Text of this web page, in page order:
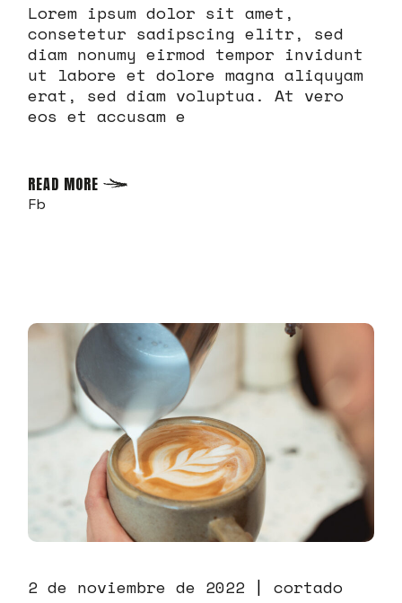
Lorem ipsum dolor sit amet,
consetetur sadipscing elitr, sed
diam nonumy eirmod tempor invidunt
ut labore et dolore magna aliquyam
erat, sed diam voluptua. At vero
eos et accusam e
READ MORE
Fb
2 de noviembre de 2022 cortado